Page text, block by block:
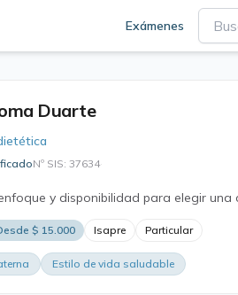
Exámenes
Duarte
Nº SIS: 37634·
y disponibilidad para elegir
$ 15.000 Isapre Particular
Estilo de vida saludable